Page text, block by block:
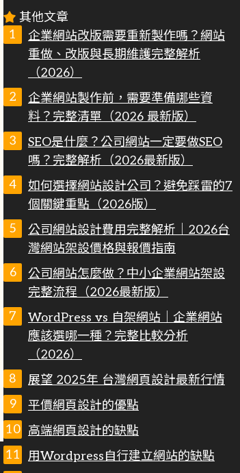
其他文章
企業網站改版需要重新製作嗎？網站
重做、改版與長期維護完整解析
（2026）
企業網站製作前，需要準備哪些資
料？完整清單（2026 最新版）
SEO是什麼？公司網站一定要做SEO
嗎？完整解析（2026最新版）
如何選擇網站設計公司？避免踩雷的7
個關鍵重點（2026版）
公司網站設計費用完整解析｜2026台
灣網站架設價格與報價指南
公司網站怎麼做？中小企業網站架設
完整流程（2026最新版）
WordPress vs 自架網站｜企業網站
應該選哪一種？完整比較分析
（2026）
展望 2025年 台灣網頁設計最新行情
平價網頁設計的優點
高端網頁設計的缺點
用Wordpress自行建立網站的缺點